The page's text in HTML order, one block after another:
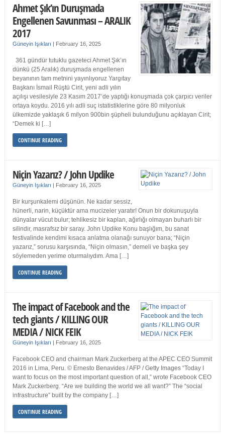
Ahmet Şık’ın Duruşmada
Engellenen Savunması – ARALIK
2017
Güneyin Işıkları | February 16, 2025
361 gündür tutuklu gazeteci Ahmet Şık’ın
dünkü (25 Aralık) duruşmada engellenen
beyanının tam metnini yayınlıyoruz Yargıtay
Başkanı İsmail Rüştü Cirit, yeni adli yılın
açılışı vesilesiyle 23 Kasım 2017’de yaptığı konuşmada çok çarpıcı veriler
ortaya koydu. 2016 yılı adli suç istatistiklerine göre 80 milyonluk
ülkemizde yaklaşık 6 milyon 900bin şüpheli bulunduğunu açıklayan Cirit;
“Demek ki […]
CONTINUE READING
Niçin Yazarız? / John Updike
Güneyin Işıkları | February 16, 2025
Bir kurşunkalemi düşünün. Ne kadar sessiz,
hünerli, narin, küçüktür ama mucizeler yaratır! Onun bir dokunuşuyla
dünyalar vücut bulur; tehlikesiz bir kaplan, ağırlığı olmayan buharlı bir
silindir, masrafsız bir saray. John Updike Konu başlığım, bu sanat
festivalinde kendimi kısaca anlatma olanağı sunuyor bana; “Niçin
yazarız,” sorusu karşısında, “Niçin olmasın,” demeli ve başka şey
söylemeden yerime oturmalıydım. Ama […]
CONTINUE READING
The impact of Facebook and the
tech giants / KILLING OUR
MEDIA / NICK FEIK
Güneyin Işıkları | February 16, 2025
Facebook CEO and chairman Mark Zuckerberg at the APEC CEO Summit
2016 in Lima, Peru. © Ernesto Benavides / AFP / Getty Images “Today I
want to focus on the most important question of all,” wrote Facebook CEO
Mark Zuckerberg. “Are we building the world we all want?” The “social
infrastructure” built by the company […]
CONTINUE READING